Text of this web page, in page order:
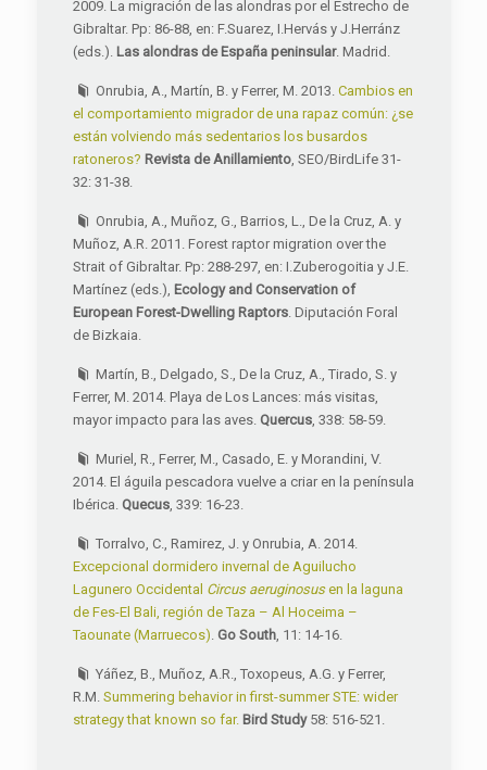
2009. La migración de las alondras por el Estrecho de
Gibraltar. Pp: 86-88, en: F.Suarez, I.Hervás y J.Herránz
(eds.). Las alondras de España peninsular. Madrid.
Onrubia, A., Martín, B. y Ferrer, M. 2013.Cambios en
el comportamiento migrador de una rapaz común: ¿se
están volviendo más sedentarios los busardos
ratoneros? Revista de Anillamiento, SEO/BirdLife 31-
32: 31-38.
Onrubia, A., Muñoz, G., Barrios, L., De la Cruz, A. y
Muñoz, A.R. 2011. Forest raptor migration over the
Strait of Gibraltar. Pp: 288-297, en: I.Zuberogoitia y J.E.
Martínez (eds.), Ecology and Conservation of
European Forest-Dwelling Raptors. Diputación Foral
de Bizkaia.
Martín, B., Delgado, S., De la Cruz, A., Tirado, S. y
Ferrer, M. 2014. Playa de Los Lances: más visitas,
mayor impacto para las aves. Quercus, 338: 58-59.
Muriel, R., Ferrer, M., Casado, E. y Morandini, V.
2014. El águila pescadora vuelve a criar en la península
Ibérica. Quecus, 339: 16-23.
Torralvo, C., Ramirez, J. y Onrubia, A. 2014.
Excepcional dormidero invernal de Aguilucho
Lagunero Occidental Circus aeruginosusen la laguna
de Fes-El Bali, región de Taza – Al Hoceima –
Taounate (Marruecos). Go South, 11: 14-16.
Yáñez, B., Muñoz, A.R., Toxopeus, A.G. y Ferrer,
R.M. Summering behavior in first-summer STE: wider
strategy that known so far. Bird Study58: 516-521.